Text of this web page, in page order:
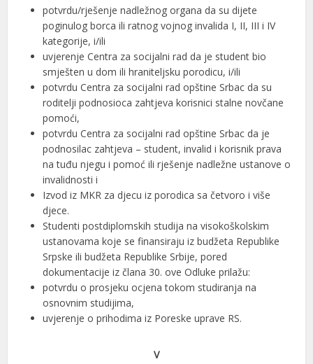
potvrdu/rješenje nadležnog organa da su dijete
poginulog borca ili ratnog vojnog invalida I, II, III i IV
kategorije, i/ili
uvjerenje Centra za socijalni rad da je student bio
smješten u dom ili hraniteljsku porodicu, i/ili
potvrdu Centra za socijalni rad opštine Srbac da su
roditelji podnosioca zahtjeva korisnici stalne novčane
pomoći,
potvrdu Centra za socijalni rad opštine Srbac da je
podnosilac zahtjeva – student, invalid i korisnik prava
na tuđu njegu i pomoć ili rješenje nadležne ustanove o
invalidnosti i
Izvod iz MKR za djecu iz porodica sa četvoro i više
djece.
Studenti postdiplomskih studija na visokoškolskim
ustanovama koje se finansiraju iz budžeta Republike
Srpske ili budžeta Republike Srbije, pored
dokumentacije iz člana 30. ove Odluke prilažu:
potvrdu o prosjeku ocjena tokom studiranja na
osnovnim studijima,
uvjerenje o prihodima iz Poreske uprave RS.
V